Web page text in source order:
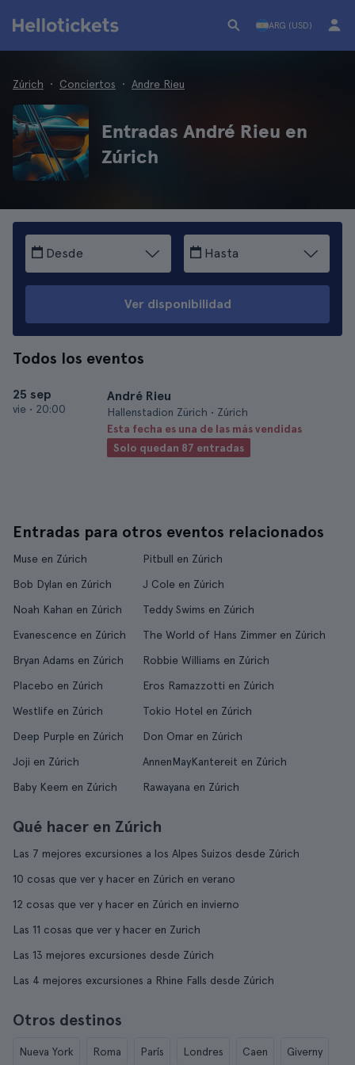
ARG (USD)
Zúrich Conciertos Andre Rieu
Entradas André Rieu en
Zúrich
Desde Hasta
Ver disponibilidad
Todos los eventos
25 sep
vie • 20:00
André Rieu
Hallenstadion Zürich • Zúrich
Esta fecha es una de las más vendidas
Solo quedan 87 entradas
Entradas para otros eventos relacionados
Muse en Zúrich
Pitbull en Zúrich
Bob Dylan en Zúrich
J Cole en Zúrich
Noah Kahan en Zúrich
Teddy Swims en Zúrich
Evanescence en Zúrich
The World of Hans Zimmer en Zúrich
Bryan Adams en Zúrich
Robbie Williams en Zúrich
Placebo en Zúrich
Eros Ramazzotti en Zúrich
Westlife en Zúrich
Tokio Hotel en Zúrich
Deep Purple en Zúrich
Don Omar en Zúrich
Joji en Zúrich
AnnenMayKantereit en Zúrich
Baby Keem en Zúrich
Rawayana en Zúrich
Qué hacer en Zúrich
Las 7 mejores excursiones a los Alpes Suizos desde Zúrich
10 cosas que ver y hacer en Zúrich en verano
12 cosas que ver y hacer en Zúrich en invierno
Las 11 cosas que ver y hacer en Zurich
Las 13 mejores excursiones desde Zúrich
Las 4 mejores excursiones a Rhine Falls desde Zúrich
Otros destinos
Nueva York Roma París Londres Caen Giverny